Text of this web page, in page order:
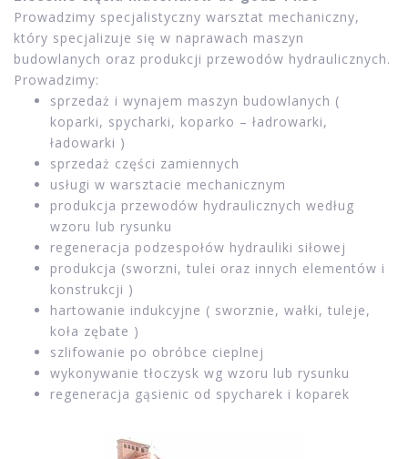
Nasza firma – Wiskor Sp. J. , zajmuje się od wielu lat
działalnością handlową i usługową w branży maszyn i
urządzeń wyposażonych elementy hydrauliki siłowej.
Handlujemy również częściami zamiennymi do maszyn i
urządzeń budowlanych.
Godziny otwarcia:
Sklep: pn-pt 7.00-16.00
Warsztat i magazyn prętów : pn – pt 7.00-15.00
Zlecenie cięcia materiałów do godz 14:30
Prowadzimy specjalistyczny warsztat mechaniczny,
który specjalizuje się w naprawach maszyn
budowlanych oraz produkcji przewodów hydraulicznych.
Prowadzimy:
sprzedaż i wynajem maszyn budowlanych (
koparki, spycharki, koparko – ładrowarki,
ładowarki )
sprzedaż części zamiennych
usługi w warsztacie mechanicznym
wzoru lub rysunku